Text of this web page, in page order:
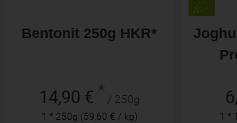
Bentonit 250g HKR*
14,90 € * / 250g
1 * 250g (59,60 € / kg) 1 *